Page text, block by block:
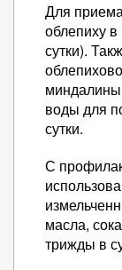
Для
облепиху
сутки).
миндалины
воды для
сутки.
С
масла,
трижды в